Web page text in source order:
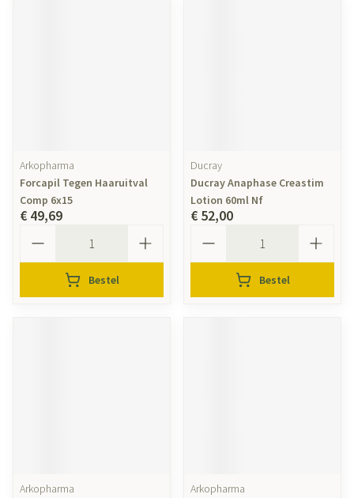
Arkopharma
Forcapil Tegen Haaruitval
Comp 6x15
€ 49,69
Bestel
Ducray
Ducray Anaphase Creastim
Lotion 60ml Nf
€ 52,00
Bestel
Arkopharma
Arkopharma